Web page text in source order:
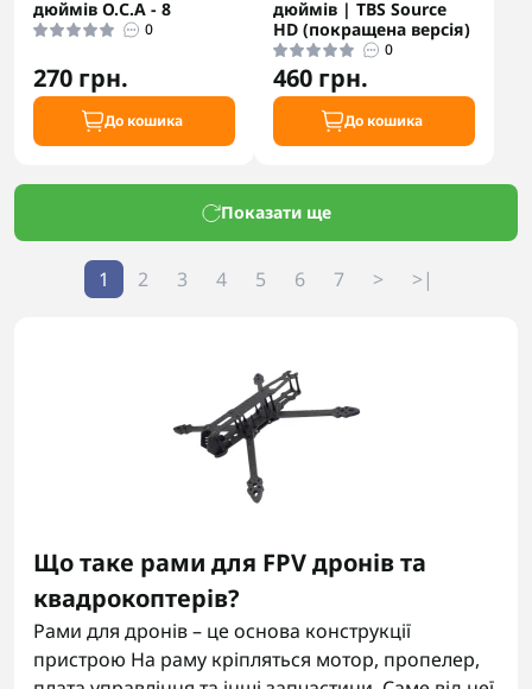
дюймів О.С.А - 8
0
270 грн.
До кошика
дюймів | TBS Source
HD (покращена версія)
0
460 грн.
До кошика
Показати ще
1 2 3 4 5 6 7 > >|
Що таке рами для FPV дронів та
квадрокоптерів?
Рами для дронів – це основа конструкції
пристрою На раму кріпляться мотор, пропелер,